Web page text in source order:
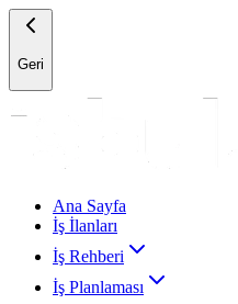
Geri
Ana Sayfa
İş İlanları
İş Rehberi
İş Planlaması